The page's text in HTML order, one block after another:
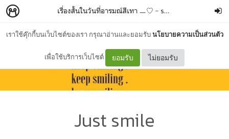
เราใช้คุ๊กกี้บนเว็บไซต์ของเรา กรุณาอ่านและยอมรับนโยบายความเป็นส่วนตัว
เพื่อใช้บริการเว็บไซต์ ยอมรับ ไม่ยอมรับ
เรื่องสั้นในวันที่อารมณ์สีเทา ㅡ♡ – sunnnook
Just smile